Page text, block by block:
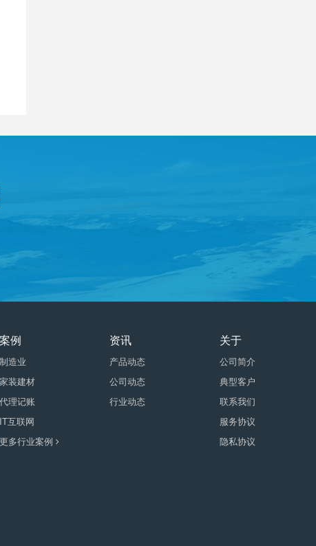
关于
公司简介
典型客户
联系我们
服务协议
隐私协议
资讯
产品动态
公司动态
行业动态
案例
制造业
家装建材
代理记账
IT互联网
更多行业案例